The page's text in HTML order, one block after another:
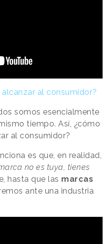
al consumidor?
somos esencialmente
tiempo. Así, ¿cómo
al consumidor?
es que, en realidad,
no es tuya, tienes
hasta que las marcas
ante una industria